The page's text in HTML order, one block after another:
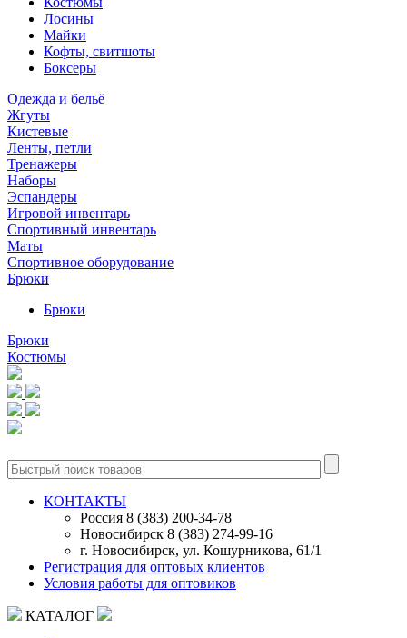
Лосины
Майки
Кофты, свитшоты
Боксеры
Одежда и бельё
Жгуты
Кистевые
Ленты, петли
Тренажеры
Наборы
Эспандеры
Игровой инвентарь
Спортивный инвентарь
Маты
Спортивное оборудование
Брюки
Брюки
Брюки
Костюмы
КОНТАКТЫ
Россия 8 (383) 200-34-78
Новосибирск 8 (383) 274-99-16
г. Новосибирск, ул. Кошурникова, 61/1
Регистрация для оптовых клиентов
Условия работы для оптовиков
КАТАЛОГ